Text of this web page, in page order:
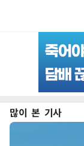
많이 본 기사